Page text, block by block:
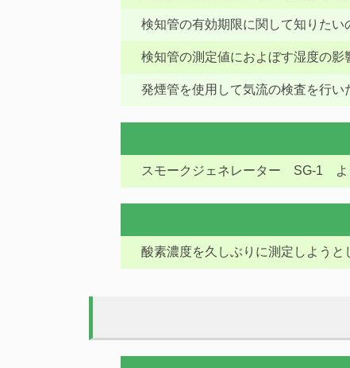
検知管の有効期限に関して知りたい
検知管の測定値におよぼす湿度の影
発煙管を使用して気流の検査を行
スモークジェネレーター SG-1 よ
酸素濃度を久しぶりに測定しようと